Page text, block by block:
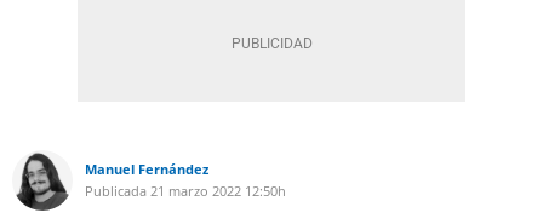
Manuel Fernández
Publicada 21 marzo 2022 12:50h